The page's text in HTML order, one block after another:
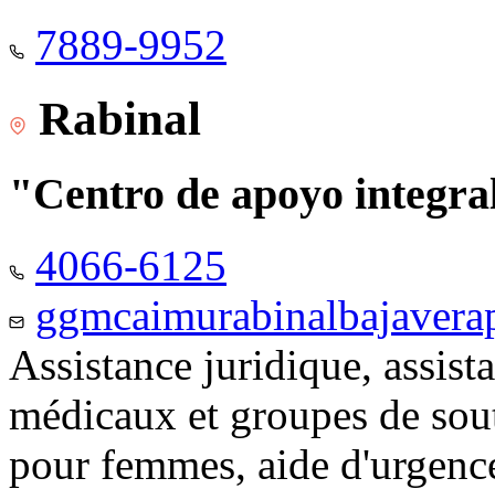
7889-9952
Rabinal
"Centro de apoyo
4066-6125
Assistance juridique,
médicaux et groupes de
pour femmes, aide